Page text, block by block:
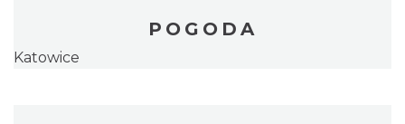
POGODA
Katowice